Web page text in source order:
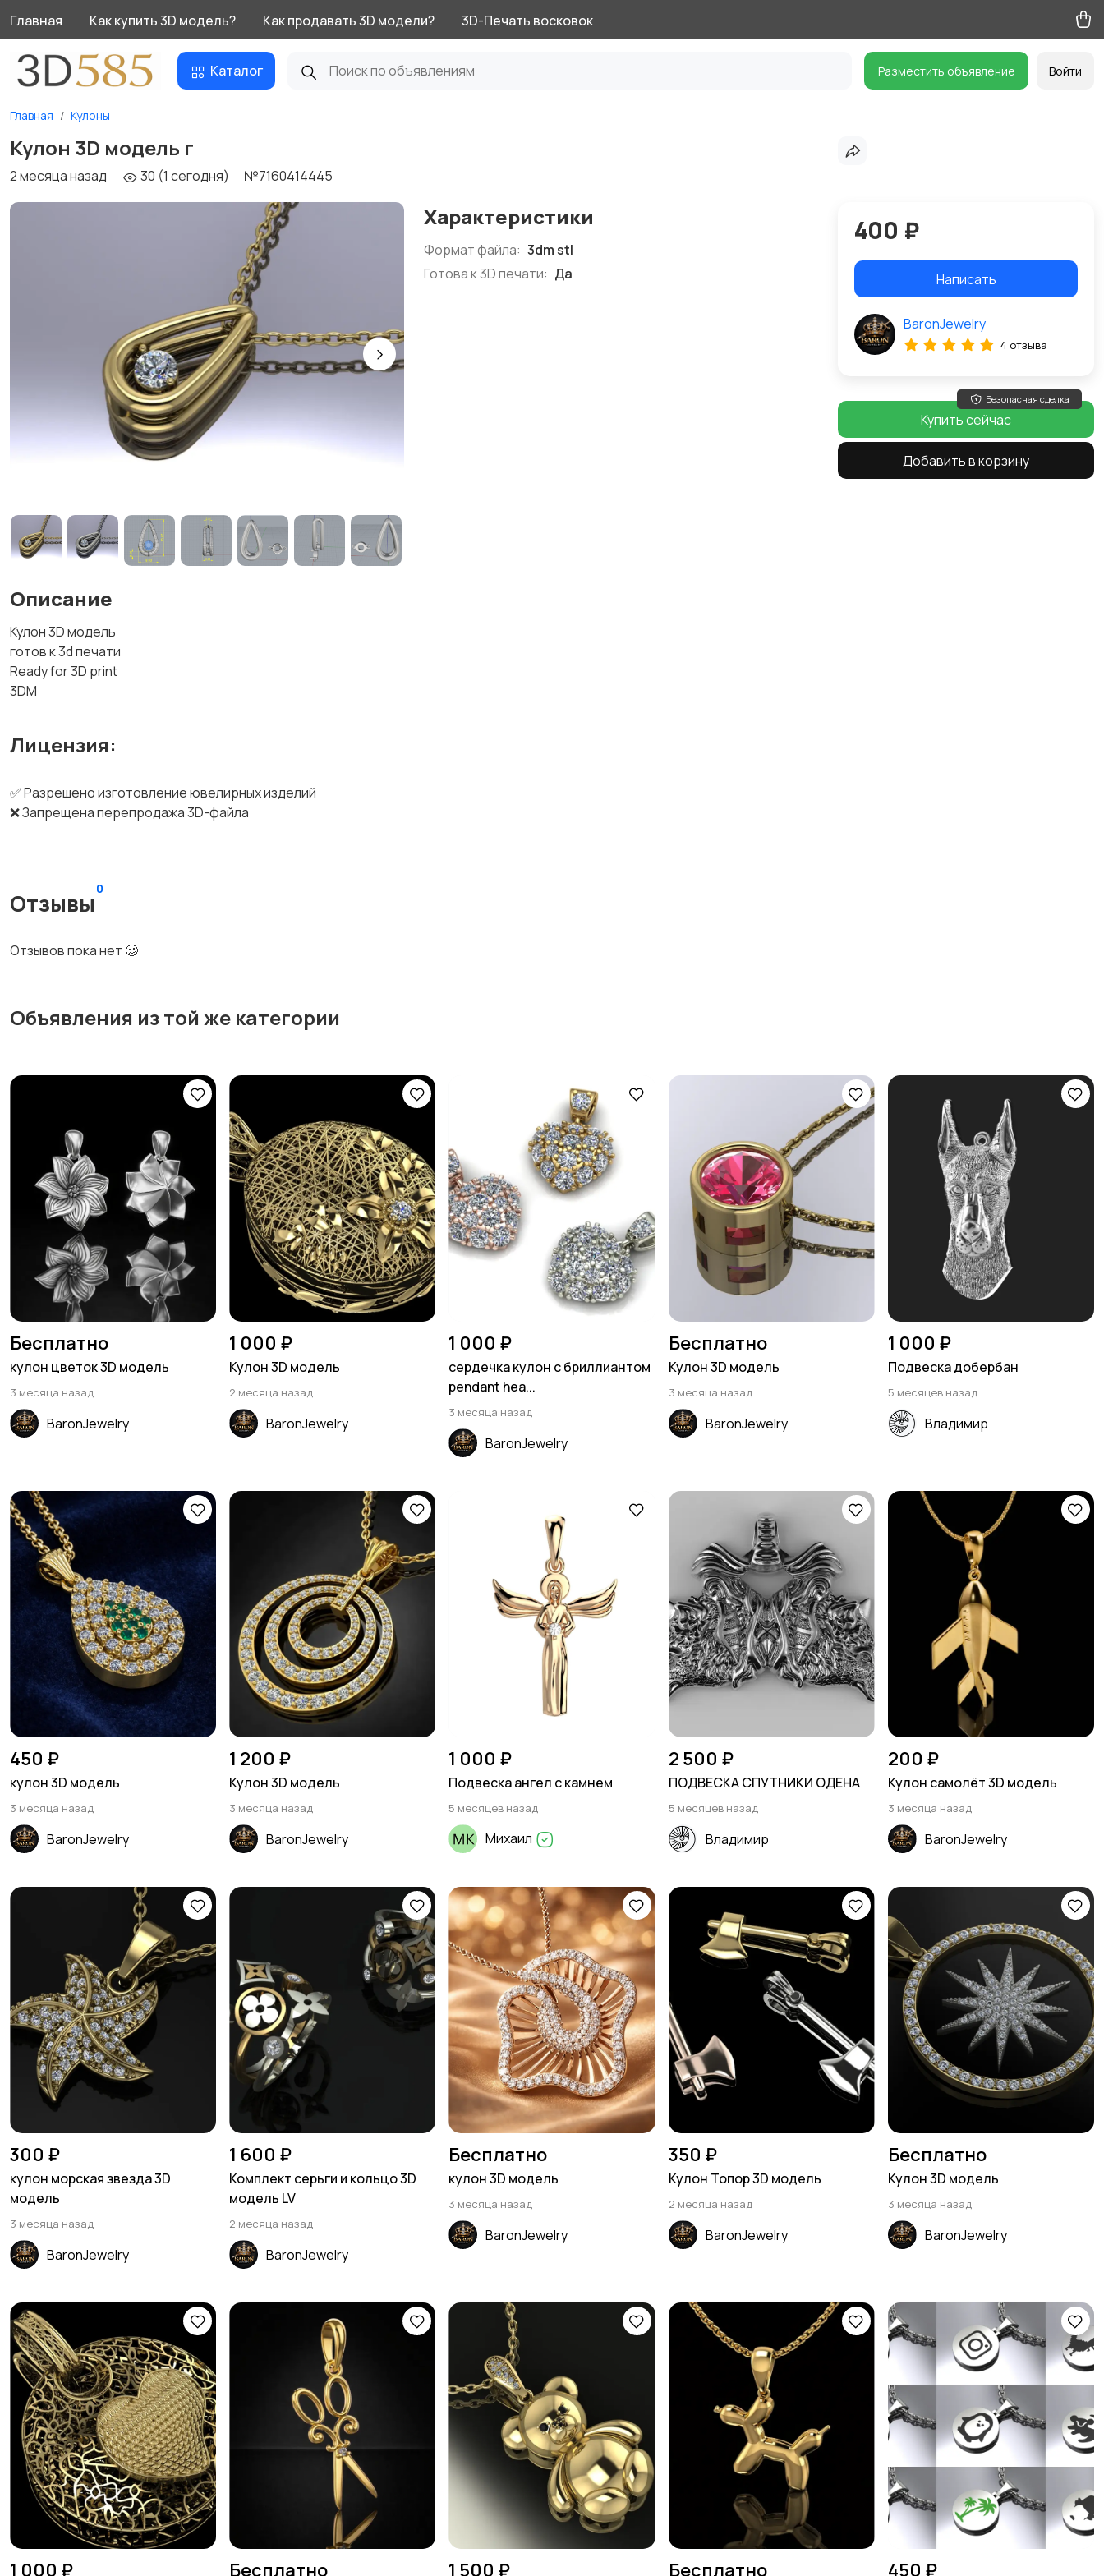
Главная Как купить 3D модель? Как продавать 3D модели? 3D-Печать восковок
Каталог Разместить объявление Войти
Главная Кулоны
Кулон 3D модель г
2 месяца назад 30 (1 сегодня) №7160414445
Характеристики
Формат файла: 3dm stl
Готова к 3D печати: Да
Описание
Кулон 3D модель
готов к 3d печати
Ready for 3D print
3DM
Лицензия:
✅ Разрешено изготовление ювелирных изделий
❌ Запрещена перепродажа 3D-файла
Отзывы
0
Отзывов пока нет 🥴
400 ₽
Написать
BaronJewelry
4 отзыва
Безопасная сделка
Купить сейчас
Добавить в корзину
Объявления из той же категории
Бесплатно
кулон цветок 3D модель
3 месяца назад
BaronJewelry
1 000 ₽
Кулон 3D модель
2 месяца назад
BaronJewelry
1 000 ₽
сердечка кулон с бриллиантом
pendant hea...
3 месяца назад
BaronJewelry
Бесплатно
Кулон 3D модель
3 месяца назад
BaronJewelry
1 000 ₽
Подвеска добербан
5 месяцев назад
Владимир
450 ₽
кулон 3D модель
3 месяца назад
BaronJewelry
1 200 ₽
Кулон 3D модель
3 месяца назад
BaronJewelry
1 000 ₽
Подвеска ангел с камнем
5 месяцев назад
Михаил
2 500 ₽
ПОДВЕСКА СПУТНИКИ ОДЕНА
5 месяцев назад
Владимир
200 ₽
Кулон самолёт 3D модель
3 месяца назад
BaronJewelry
300 ₽
кулон морская звезда 3D
модель
3 месяца назад
BaronJewelry
1 600 ₽
Комплект серьги и кольцо 3D
модель LV
2 месяца назад
BaronJewelry
Бесплатно
кулон 3D модель
3 месяца назад
BaronJewelry
350 ₽
Кулон Топор 3D модель
2 месяца назад
BaronJewelry
Бесплатно
Кулон 3D модель
3 месяца назад
BaronJewelry
1 000 ₽ Бесплатно 1 500 ₽ Бесплатно 450 ₽